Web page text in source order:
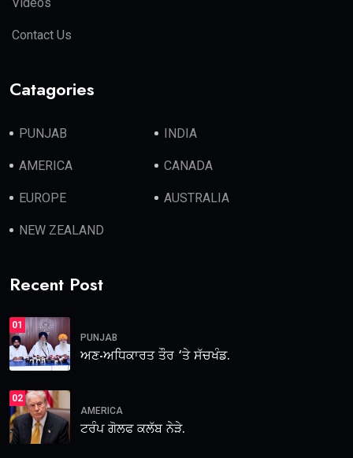
Videos
Contact Us
Catagories
PUNJAB INDIA
AMERICA CANADA
EUROPE AUSTRALIA
NEW ZEALAND
Recent Post
01
PUNJAB
ਅਣ-ਅਧਿਕਾਰਤ ਤੌਰ ‘ਤੇ ਸੱਚਖੰਡ.
02
AMERICA
ਟਰੰਪ ਗੋਲਫ ਕਲੱਬ ਨੇੜੇ.